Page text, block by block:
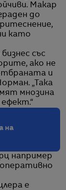
Макар
до
като
със
ако не
и
„Така
мнозина
на
например
е